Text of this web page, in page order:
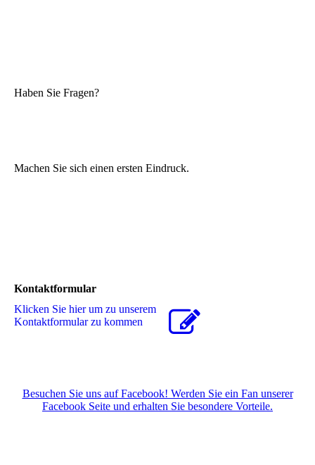
Haben Sie Fragen?
Machen Sie sich einen ersten Eindruck.
Kontaktformular
Klicken Sie hier um zu unserem
Kon­takt­for­mu­lar zu kommen
Besuchen Sie uns auf Facebook! Werden Sie ein Fan unserer
Facebook Seite und erhalten Sie besondere Vorteile.